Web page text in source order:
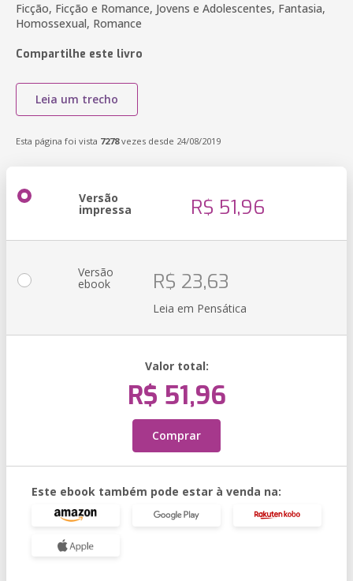
Ficção, Ficção e Romance, Jovens e Adolescentes, Fantasia,
Homossexual, Romance
Compartilhe este livro
Leia um trecho
Esta página foi vista 7278vezes desde 24/08/2019
Versão
impressa R$ 51,96
Versão
ebook R$ 23,63
Leia em Pensática
Valor total:
R$ 51,96
Comprar
Este ebook também pode estar à venda na: